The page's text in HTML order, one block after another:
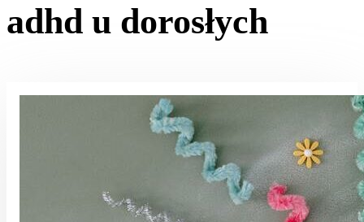
adhd u dorosłych